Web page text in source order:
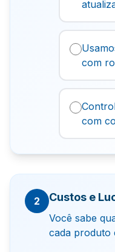
com
com
2 Custos e
Você sabe
cada produto